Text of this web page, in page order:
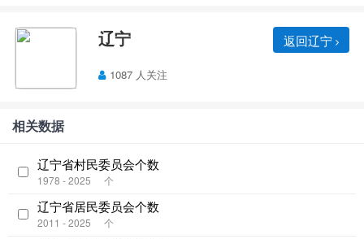
辽宁 返回辽宁
1087 人关注
相关数据
辽宁省村民委员会个数
1978 - 2025 个
辽宁省居民委员会个数
2011 - 2025 个